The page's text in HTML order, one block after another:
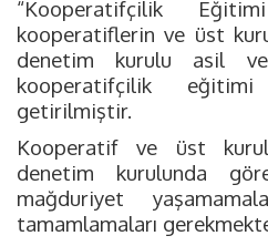
“Kooperatifçilik
kooperatiflerin ve üst
denetim kurulu asil
kooperatifçilik
getirilmiştir.
Kooperatif ve üst
denetim kurulunda
mağduriyet
tamamlamaları